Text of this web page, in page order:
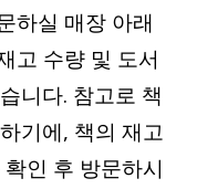
하실 매장 아래
고 수량 및 도서
니다. 참고로 책
기에, 책의 재고
인 후 방문하시